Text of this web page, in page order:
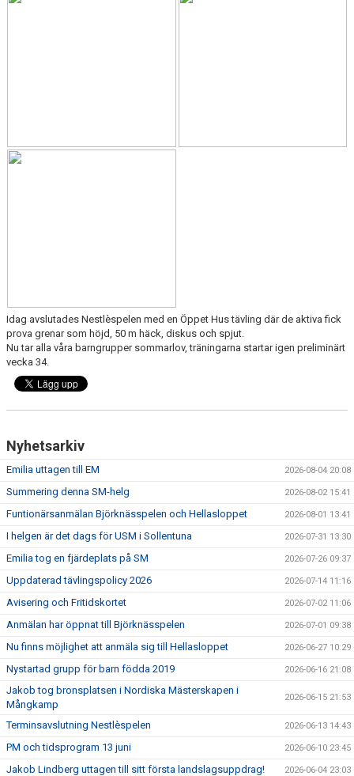
BOKNING
Idag avslutades Nestlèspelen med en Öppet Hus tävling där de aktiva fick
prova grenar som höjd, 50 m häck, diskus och spjut.
Nu tar alla våra barngrupper sommarlov, träningarna startar igen preliminärt
vecka 34.
Nyhetsarkiv
Emilia uttagen till EM 2026-08-04 20:08
Summering denna SM-helg 2026-08-02 15:41
Funtionärsanmälan Björknässpelen och Hellasloppet 2026-08-01 13:41
I helgen är det dags för USM i Sollentuna 2026-07-31 13:30
Emilia tog en fjärdeplats på SM 2026-07-26 09:37
Uppdaterad tävlingspolicy 2026 2026-07-14 11:16
Avisering och Fritidskortet 2026-07-02 11:06
Anmälan har öppnat till Björknässpelen 2026-07-01 09:38
Nu finns möjlighet att anmäla sig till Hellasloppet 2026-06-27 10:29
Nystartad grupp för barn födda 2019 2026-06-16 21:08
Jakob tog bronsplatsen i Nordiska Mästerskapen i
Mångkamp
2026-06-15 21:53
Terminsavslutning Nestlèspelen 2026-06-13 14:43
PM och tidsprogram 13 juni 2026-06-10 23:45
Jakob Lindberg uttagen till sitt första landslagsuppdrag! 2026-06-04 23:03